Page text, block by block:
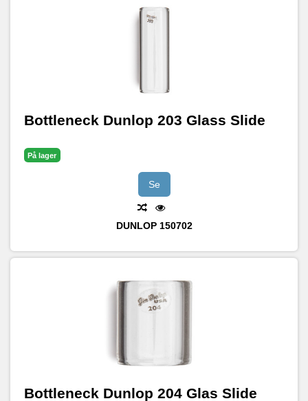
Bottleneck Dunlop 203 Glass Slide
På lager
Se
DUNLOP 150702
Bottleneck Dunlop 204 Glas Slide